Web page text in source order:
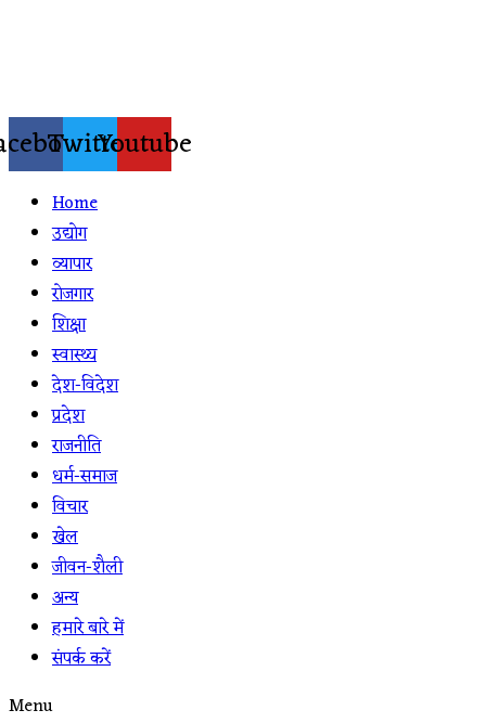
TwitterYoutube
Home
उद्योग
व्यापार
रोजगार
शिक्षा
स्वास्थ्य
देश-विदेश
प्रदेश
राजनीति
धर्म-समाज
विचार
खेल
जीवन-शैली
अन्य
हमारे बारे में
संपर्क करें
Menu